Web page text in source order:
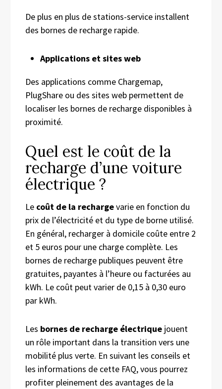
De plus en plus de stations-service installent
des bornes de recharge rapide.
Applications et sites web
Des applications comme Chargemap,
PlugShare ou des sites web permettent de
localiser les bornes de recharge disponibles à
proximité.
Quel est le coût de la
recharge d’une voiture
électrique ?
Le coût de la rechargevarie en fonction du
prix de l’électricité et du type de borne utilisé.
En général, recharger à domicile coûte entre 2
et 5 euros pour une charge complète. Les
bornes de recharge publiques peuvent être
gratuites, payantes à l’heure ou facturées au
kWh. Le coût peut varier de 0,15 à 0,30 euro
par kWh.
Les bornes de recharge électrique jouent
un rôle important dans la transition vers une
mobilité plus verte. En suivant les conseils et
les informations de cette FAQ, vous pourrez
profiter pleinement des avantages de la